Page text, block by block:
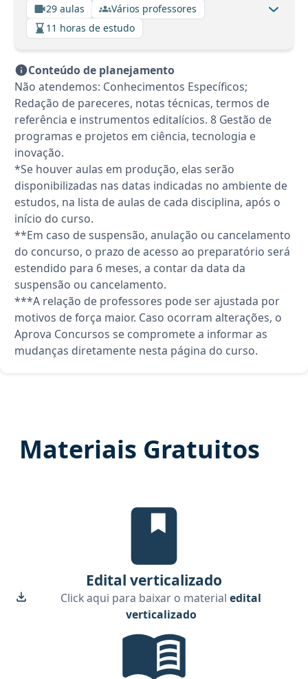
29 aulas
Vários professores
11 horas de estudo
Conteúdo de planejamento
Não atendemos: Conhecimentos Específicos;
Redação de pareceres, notas técnicas, termos de
referência e instrumentos editalícios. 8 Gestão de
programas e projetos em ciência, tecnologia e
inovação.
*Se houver aulas em produção, elas serão
disponibilizadas nas datas indicadas no ambiente de
estudos, na lista de aulas de cada disciplina, após o
início do curso.
**Em caso de suspensão, anulação ou cancelamento
do concurso, o prazo de acesso ao preparatório será
estendido para 6 meses, a contar da data da
suspensão ou cancelamento.
***A relação de professores pode ser ajustada por
motivos de força maior. Caso ocorram alterações, o
Aprova Concursos se compromete a informar as
mudanças diretamente nesta página do curso.
Materiais Gratuitos
Edital Verticalizado, material
Edital verticalizado
Click aqui para baixar o materialedital
verticalizado